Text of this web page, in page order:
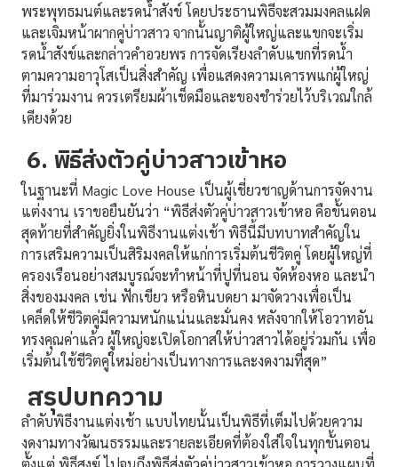
พระพุทธมนต์และรดน้ำสังข์ โดยประธานพิธีจะสวมมงคลแฝด
และเจิมหน้าผากคู่บ่าวสาว จากนั้นญาติผู้ใหญ่และแขกจะเริ่ม
รดน้ำสังข์และกล่าวคำอวยพร การจัดเรียงลำดับแขกที่รดน้ำ
ตามความอาวุโสเป็นสิ่งสำคัญ เพื่อแสดงความเคารพแก่ผู้ใหญ่
ที่มาร่วมงาน ควรเตรียมผ้าเช็ดมือและของชำร่วยไว้บริเวณใกล้
เคียงด้วย
6. พิธีส่งตัวคู่บ่าวสาวเข้าหอ
ในฐานะที่ Magic Love House เป็นผู้เชี่ยวชาญด้านการจัดงาน
แต่งงาน เราขอยืนยันว่า “พิธีส่งตัวคู่บ่าวสาวเข้าหอ คือขั้นตอน
สุดท้ายที่สำคัญยิ่งในพิธีงานแต่งเช้า พิธีนี้มีบทบาทสำคัญใน
การเสริมความเป็นสิริมงคลให้แก่การเริ่มต้นชีวิตคู่ โดยผู้ใหญ่ที่
ครองเรือนอย่างสมบูรณ์จะทำหน้าที่ปูที่นอน จัดห้องหอ และนำ
สิ่งของมงคล เช่น ฟักเขียว หรือหินบดยา มาจัดวางเพื่อเป็น
เคล็ดให้ชีวิตคู่มีความหนักแน่นและมั่นคง หลังจากให้โอวาทอัน
ทรงคุณค่าแล้ว ผู้ใหญ่จะเปิดโอกาสให้บ่าวสาวได้อยู่ร่วมกัน เพื่อ
เริ่มต้นใช้ชีวิตคู่ใหม่อย่างเป็นทางการและงดงามที่สุด”
สรุปบทความ
ลำดับพิธีงานแต่งเช้า แบบไทยนั้นเป็นพิธีที่เต็มไปด้วยความ
งดงามทางวัฒนธรรมและรายละเอียดที่ต้องใส่ใจในทุกขั้นตอน